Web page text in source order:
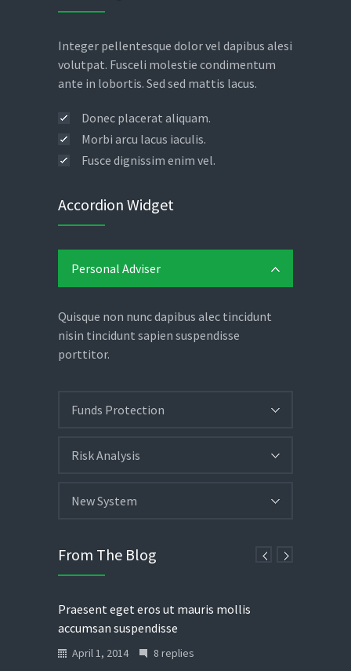
Integer pellentesque dolor vel dapibus alesi
volutpat. Fusceli molestie condimentum
ante in lobortis. Sed sed mattis lacus.
Donec placerat aliquam.
Morbi arcu lacus iaculis.
Fusce dignissim enim vel.
Accordion Widget
Personal Adviser
Quisque non nunc dapibus alec tincidunt
nisin tincidunt sapien suspendisse
porttitor.
Funds Protection
Risk Analysis
New System
From The Blog
Praesent eget eros ut mauris mollis
accumsan suspendisse
April 1, 2014 8 replies